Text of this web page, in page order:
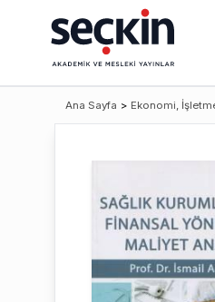
Ana Sayfa > Ekonomi,